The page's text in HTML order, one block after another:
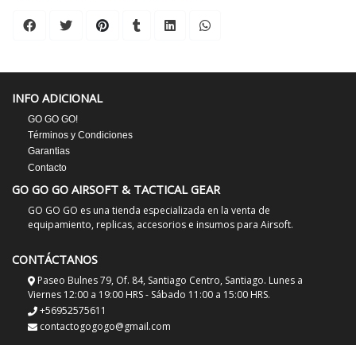
INFO ADICIONAL
GO GO GO!
Términos y Condiciones
Garantias
Contacto
GO GO GO AIRSOFT & TACTICAL GEAR
GO GO GO es una tienda especializada en la venta de
equipamiento, replicas, accesorios e insumos para Airsoft.
CONTÁCTANOS
Paseo Bulnes 79, Of. 84, Santiago Centro, Santiago. Lunes a
Viernes 12:00 a 19:00 HRS - Sábado 11:00 a 15:00 HRS.
+56952575611
contactogogogo@gmail.com